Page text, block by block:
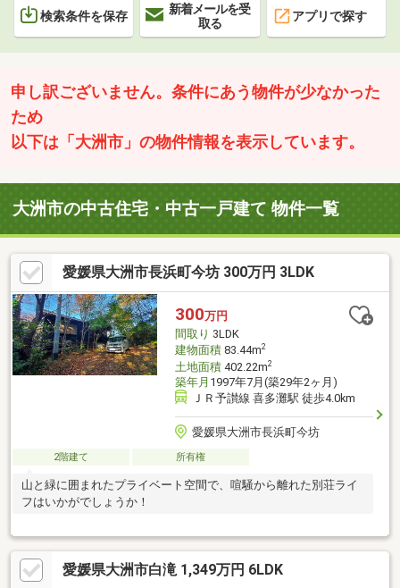
検索条件を保存
新着メールを受
取る
アプリで探す
申し訳ございません。条件にあう物件が少なかった
ため
以下は「大洲市」の物件情報を表示しています。
大洲市の中古住宅・中古一戸建て 物件一覧
愛媛県大洲市長浜町今坊 300万円 3LDK
300万円
間取り 3LDK
建物面積83.44m2
土地面積402.22m2
築年月 1997年7月(築29年2ヶ月)
ＪＲ予讃線 喜多灘駅 徒歩4.0km
愛媛県大洲市長浜町今坊
2階建て 所有権
山と緑に囲まれたプライベート空間で、喧騒から離れた別荘ライ
フはいかがでしょうか！
愛媛県大洲市白滝 1,349万円 6LDK